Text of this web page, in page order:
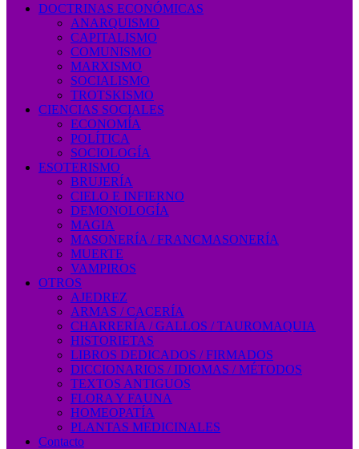
DOCTRINAS ECONÓMICAS
ANARQUISMO
CAPITALISMO
COMUNISMO
MARXISMO
SOCIALISMO
TROTSKISMO
CIENCIAS SOCIALES
ECONOMÍA
POLÍTICA
SOCIOLOGÍA
ESOTERISMO
BRUJERÍA
CIELO E INFIERNO
DEMONOLOGÍA
MAGIA
MASONERÍA / FRANCMASONERÍA
MUERTE
VAMPIROS
OTROS
AJEDREZ
ARMAS / CACERÍA
CHARRERÍA / GALLOS / TAUROMAQUIA
HISTORIETAS
LIBROS DEDICADOS / FIRMADOS
DICCIONARIOS / IDIOMAS / MÉTODOS
TEXTOS ANTIGUOS
FLORA Y FAUNA
HOMEOPATÍA
PLANTAS MEDICINALES
Contacto